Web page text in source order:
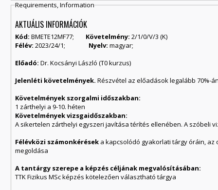
Requirements, Information
AKTUÁLIS INFORMÁCIÓK
Kód: BMETE12MF77; Követelmény: 2/1/0/V/3 (K)
Félév: 2023/24/1; Nyelv: magyar;
Előadó: Dr. Kocsányi László (T0 kurzus)
Jelenléti követelmények. Részvétel az előadások legalább 70%-
Követelmények szorgalmi időszakban:
1 zárthelyi a 9-10. héten
Követelmények vizsgaidőszakban:
A sikertelen zárthelyi egyszeri javítása térítés ellenében. A szóbeli
Félévközi számonkérések a kapcsolódó gyakorlati tárgy óráin,
megoldása
A tantárgy szerepe a képzés céljának megvalósításában:
TTK Fizikus MSc képzés kötelezően választható tárgya